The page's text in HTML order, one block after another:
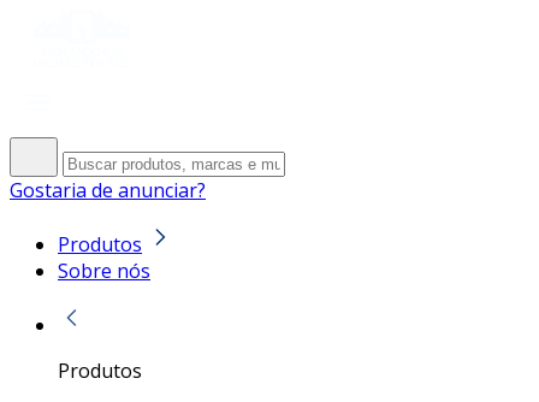
Gostaria de anunciar?
Produtos
Sobre nós
Produtos